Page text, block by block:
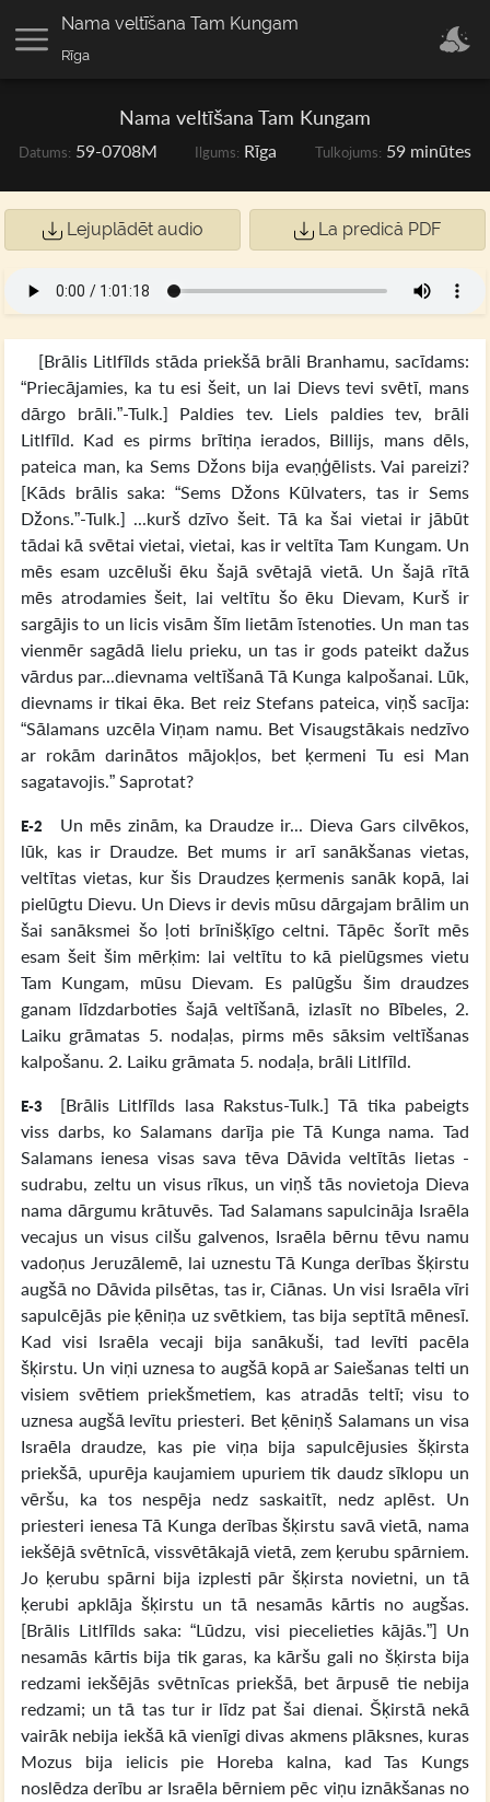
Nama veltīšana Tam Kungam
Rīga
Nama veltīšana Tam Kungam
Datums: 59-0708M Ilgums: Rīga Tulkojums: 59 minūtes
Lejuplādēt audio La predică PDF
[Brālis Litlfīlds stāda priekšā brāli Branhamu, sacīdams:
“Priecājamies, ka tu esi šeit, un lai Dievs tevi svētī, mans
dārgo brāli.”-Tulk.] Paldies tev. Liels paldies tev, brāli
Litlfīld. Kad es pirms brītiņa ierados, Billijs, mans dēls,
pateica man, ka Sems Džons bija evaņģēlists. Vai pareizi?
[Kāds brālis saka: “Sems Džons Kūlvaters, tas ir Sems
Džons.”-Tulk.] ...kurš dzīvo šeit. Tā ka šai vietai ir jābūt
tādai kā svētai vietai, vietai, kas ir veltīta Tam Kungam. Un
mēs esam uzcēluši ēku šajā svētajā vietā. Un šajā rītā
mēs atrodamies šeit, lai veltītu šo ēku Dievam, Kurš ir
sargājis to un licis visām šīm lietām īstenoties. Un man tas
vienmēr sagādā lielu prieku, un tas ir gods pateikt dažus
vārdus par...dievnama veltīšanā Tā Kunga kalpošanai. Lūk,
dievnams ir tikai ēka. Bet reiz Stefans pateica, viņš sacīja:
“Sālamans uzcēla Viņam namu. Bet Visaugstākais nedzīvo
ar rokām darinātos mājokļos, bet ķermeni Tu esi Man
sagatavojis.” Saprotat?
E-2
Un mēs zinām, ka Draudze ir... Dieva Gars cilvēkos,
lūk, kas ir Draudze. Bet mums ir arī sanākšanas vietas,
veltītas vietas, kur šis Draudzes ķermenis sanāk kopā, lai
pielūgtu Dievu. Un Dievs ir devis mūsu dārgajam brālim un
šai sanāksmei šo ļoti brīnišķīgo celtni. Tāpēc šorīt mēs
esam šeit šim mērķim: lai veltītu to kā pielūgsmes vietu
Tam Kungam, mūsu Dievam. Es palūgšu šim draudzes
ganam līdzdarboties šajā veltīšanā, izlasīt no Bībeles, 2.
Laiku grāmatas 5. nodaļas, pirms mēs sāksim veltīšanas
kalpošanu. 2. Laiku grāmata 5. nodaļa, brāli Litlfīld.
E-3
[Brālis Litlfīlds lasa Rakstus-Tulk.] Tā tika pabeigts
viss darbs, ko Salamans darīja pie Tā Kunga nama. Tad
Salamans ienesa visas sava tēva Dāvida veltītās lietas -
sudrabu, zeltu un visus rīkus, un viņš tās novietoja Dieva
nama dārgumu krātuvēs. Tad Salamans sapulcināja Israēla
vecajus un visus cilšu galvenos, Israēla bērnu tēvu namu
vadoņus Jeruzālemē, lai uznestu Tā Kunga derības šķirstu
augšā no Dāvida pilsētas, tas ir, Ciānas. Un visi Israēla vīri
sapulcējās pie ķēniņa uz svētkiem, tas bija septītā mēnesī.
Kad visi Israēla vecaji bija sanākuši, tad levīti pacēla
šķirstu. Un viņi uznesa to augšā kopā ar Saiešanas telti un
visiem svētiem priekšmetiem, kas atradās teltī; visu to
uznesa augšā levītu priesteri. Bet ķēniņš Salamans un visa
Israēla draudze, kas pie viņa bija sapulcējusies šķirsta
priekšā, upurēja kaujamiem upuriem tik daudz sīklopu un
vēršu, ka tos nespēja nedz saskaitīt, nedz aplēst. Un
priesteri ienesa Tā Kunga derības šķirstu savā vietā, nama
iekšējā svētnīcā, vissvētākajā vietā, zem ķerubu spārniem.
Jo ķerubu spārni bija izplesti pār šķirsta novietni, un tā
ķerubi apklāja šķirstu un tā nesamās kārtis no augšas.
[Brālis Litlfīlds saka: “Lūdzu, visi piecelieties kājās.”] Un
nesamās kārtis bija tik garas, ka kāršu gali no šķirsta bija
redzami iekšējās svētnīcas priekšā, bet ārpusē tie nebija
redzami; un tā tas tur ir līdz pat šai dienai. Šķirstā nekā
vairāk nebija iekšā kā vienīgi divas akmens plāksnes, kuras
Mozus bija ielicis pie Horeba kalna, kad Tas Kungs
noslēdza derību ar Israēla bērniem pēc viņu iznākšanas no